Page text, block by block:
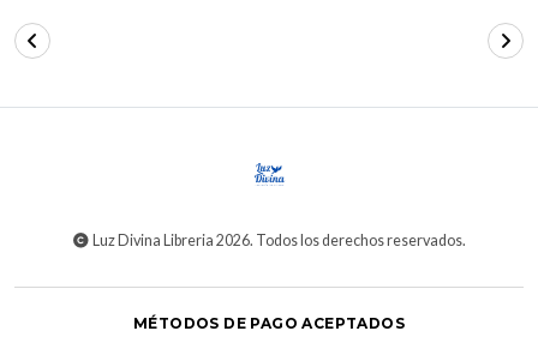
Luz Divina Libreria 2026. Todos los derechos reservados.
MÉTODOS DE PAGO ACEPTADOS